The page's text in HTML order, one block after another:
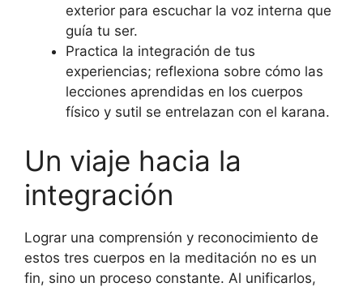
exterior para escuchar la voz interna que
guía tu ser.
Practica la integración de tus
experiencias; reflexiona sobre cómo las
lecciones aprendidas en los cuerpos
físico y sutil se entrelazan con el karana.
Un viaje hacia la
integración
Lograr una comprensión y reconocimiento de
estos tres cuerpos en la meditación no es un
fin, sino un proceso constante. Al unificarlos,